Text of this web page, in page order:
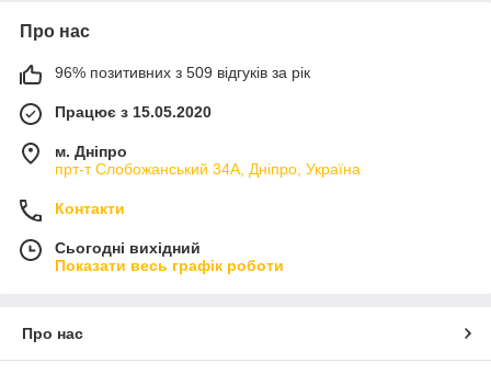
Про нас
96% позитивних з 509 відгуків за рік
Працює з 15.05.2020
м. Дніпро
прт-т Слобожанський 34А, Дніпро, Україна
Контакти
Сьогодні вихідний
Показати весь графік роботи
Про нас